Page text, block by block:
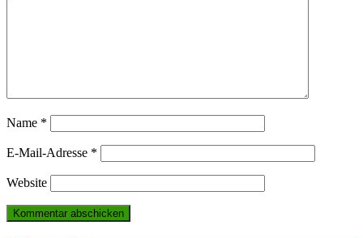
Name *
E-Mail-Adresse *
Website